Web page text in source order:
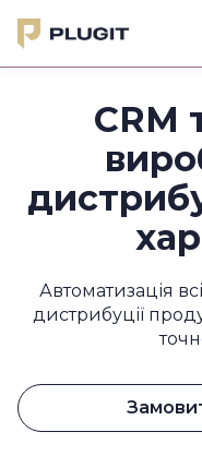
CRM
Автоматизація
дистрибуції